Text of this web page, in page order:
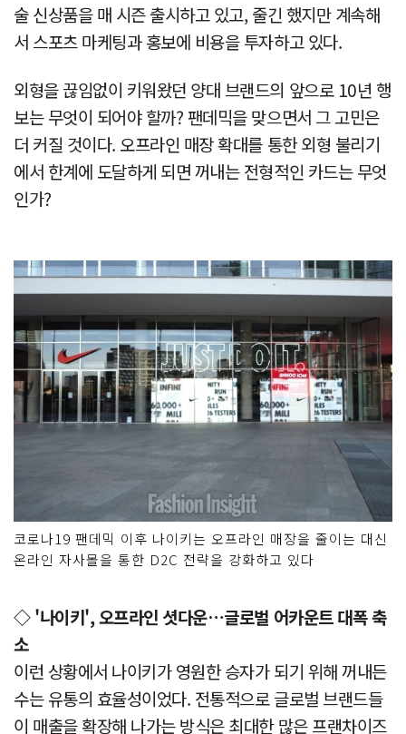
술 신상품을 매 시즌 출시하고 있고, 줄긴 했지만 계속해
서 스포츠 마케팅과 홍보에 비용을 투자하고 있다.
외형을 끊임없이 키워왔던 양대 브랜드의 앞으로 10년 행
보는 무엇이 되어야 할까? 팬데믹을 맞으면서 그 고민은
더 커질 것이다. 오프라인 매장 확대를 통한 외형 불리기
에서 한계에 도달하게 되면 꺼내는 전형적인 카드는 무엇
인가?
코로나19 팬데믹 이후 나이키는 오프라인 매장을 줄이는 대신
온라인 자사몰을 통한 D2C 전략을 강화하고 있다
◇ '나이키', 오프라인 셧다운…글로벌 어카운트 대폭 축
소
이런 상황에서 나이키가 영원한 승자가 되기 위해 꺼내든
수는 유통의 효율성이었다. 전통적으로 글로벌 브랜드들
이 매출을 확장해 나가는 방식은 최대한 많은 프랜차이즈